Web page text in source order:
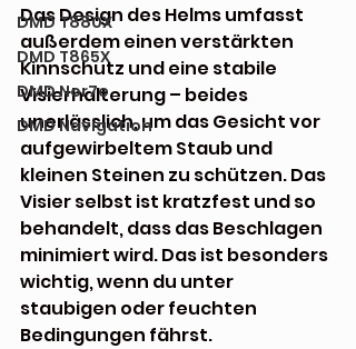
DMD T880X
DMD T865X
DMD Nor7e
DMD Navigation
Das Design des Helms umfasst
außerdem einen verstärkten
Kinnschutz und eine stabile
Visierhalterung – beides
unerlässlich, um das Gesicht vor
aufgewirbeltem Staub und
kleinen Steinen zu schützen. Das
Visier selbst ist kratzfest und so
behandelt, dass das Beschlagen
minimiert wird. Das ist besonders
wichtig, wenn du unter
staubigen oder feuchten
Bedingungen fährst.